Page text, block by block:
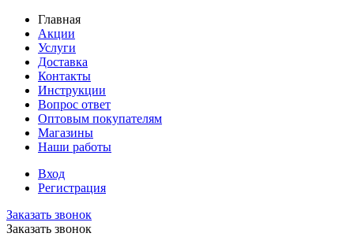
Главная
Акции
Услуги
Доставка
Контакты
Инструкции
Вопрос ответ
Оптовым покупателям
Магазины
Наши работы
Вход
Регистрация
Заказать звонок
Заказать звонок